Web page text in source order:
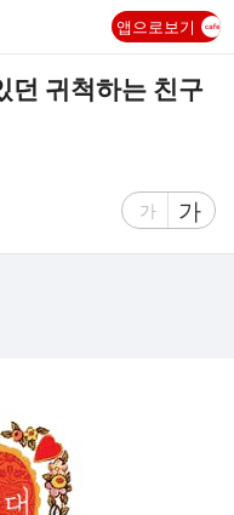
앱으로보기
던 귀척하는 친구
글
가
글
자
가